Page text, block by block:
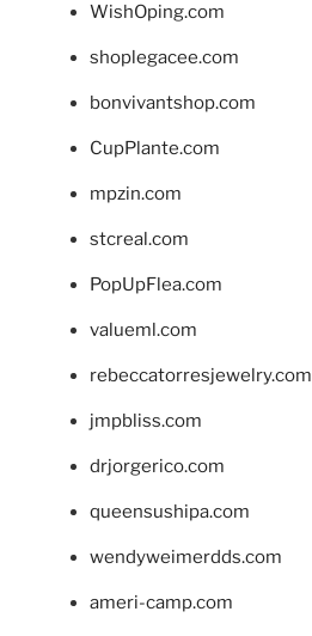
WishOping.com
shoplegacee.com
bonvivantshop.com
CupPlante.com
mpzin.com
stcreal.com
PopUpFlea.com
valueml.com
rebeccatorresjewelry.com
jmpbliss.com
drjorgerico.com
queensushipa.com
wendyweimerdds.com
ameri-camp.com